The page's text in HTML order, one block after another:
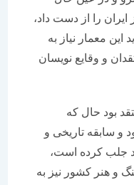
را از دست داد،
نیاز به
وقایع نویسان
حال که
تاریخی و
کرده است،
کشور نیز به